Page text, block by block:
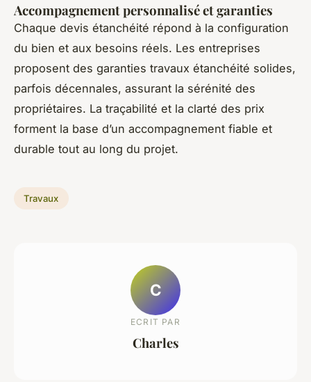
Accompagnement personnalisé et garanties
Chaque devis étanchéité répond à la configuration
du bien et aux besoins réels. Les entreprises
proposent des garanties travaux étanchéité solides,
parfois décennales, assurant la sérénité des
propriétaires. La traçabilité et la clarté des prix
forment la base d’un accompagnement fiable et
durable tout au long du projet.
Travaux
C
ECRIT PAR
Charles